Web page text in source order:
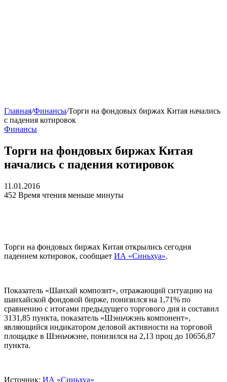
Главная/Финансы/Торги на фондовых биржах Китая начались
с падения котировок
Финансы
Торги на фондовых биржах Китая
начались с падения котировок
11.01.2016
452 Время чтения меньше минуты
Торги на фондовых биржах Китая открылись сегодня
падением котировок, сообщает ИА «Синьхуа».
Показатель «Шанхай композит», отражающий ситуацию на
шанхайской фондовой бирже, понизился на 1,71% по
сравнению с итогами предыдущего торгового дня и составил
3131,85 пункта, показатель «Шэньчжэнь компонент»,
являющийся индикатором деловой активности на торговой
площадке в Шэньчжэне, понизился на 2,13 проц до 10656,87
пункта.
Источник: ИА «Синьхуа»